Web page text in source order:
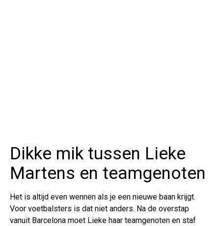
Dikke mik tussen Lieke
Martens en teamgenoten
Het is altijd even wennen als je een nieuwe baan krijgt.
Voor voetbalsters is dat niet anders. Na de overstap
vanuit Barcelona moet Lieke haar teamgenoten en staf